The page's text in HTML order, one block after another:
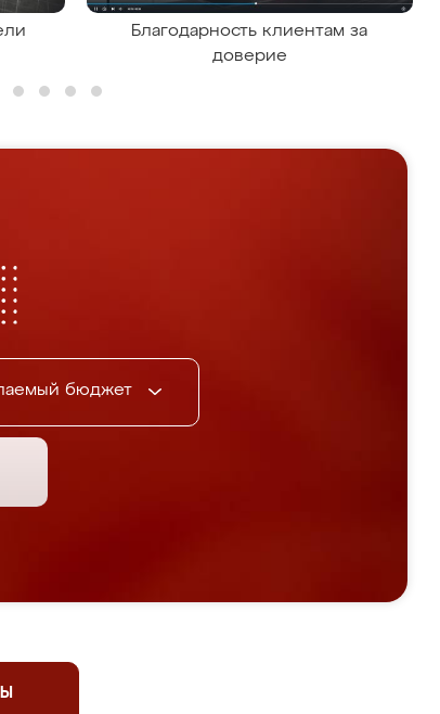
Благодарность клиентам за
доверие
бюджет